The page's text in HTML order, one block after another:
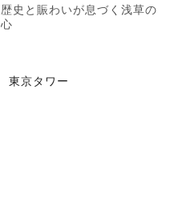
歴史と賑わいが息づく浅草の
心
東京タワー